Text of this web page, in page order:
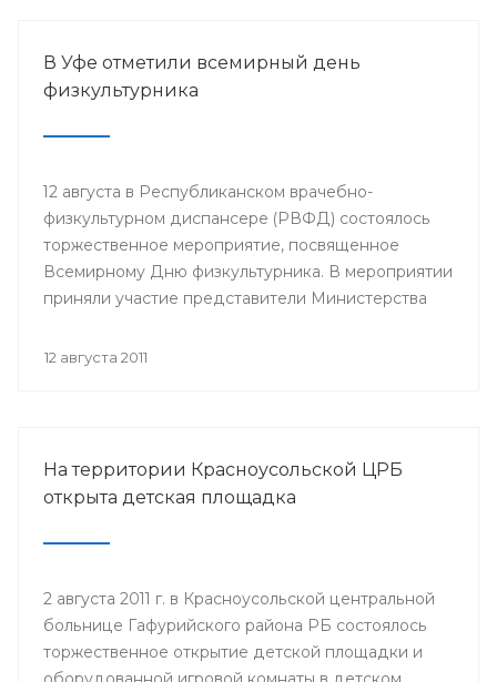
В Уфе отметили всемирный день
физкультурника
12 августа в Республиканском врачебно-
физкультурном диспансере (РВФД) состоялось
торжественное мероприятие, посвященное
Всемирному Дню физкультурника. В мероприятии
приняли участие представители Министерства
руководство и медицинский персонал РВФД,
12 августа 2011
На территории Красноусольской ЦРБ
открыта детская площадка
2 августа 2011 г. в Красноусольской центральной
больнице Гафурийского района РБ состоялось
торжественное открытие детской площадки и